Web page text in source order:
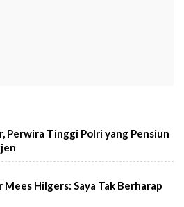
Perwira Tinggi Polri yang Pensiun
Hilgers: Saya Tak Berharap